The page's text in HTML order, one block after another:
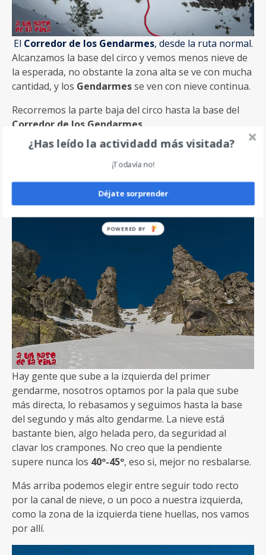
El Corredor de los Gendarmes, desde la ruta normal.
Alcanzamos la base del circo y vemos menos nieve de
la esperada, no obstante la zona alta se ve con mucha
cantidad, y los Gendarmesse ven con nieve continua.
Recorremos la parte baja del circo hasta la base del
Corredor de los Gendarmes
Generalmente la mayoría de la gente se dirige a la
subida del Cucharón (click para ver)
Corredor de los Gendarmes.
Hay gente que sube a la izquierda del primer
gendarme, nosotros optamos por la pala que sube
más directa, lo rebasamos y seguimos hasta la base
del segundo y más alto gendarme. La nieve está
bastante bien, algo helada pero, da seguridad al
clavar los crampones. No creo que la pendiente
supere nunca los 40º-45º, eso si, mejor no resbalarse.
Más arriba podemos elegir entre seguir todo recto
por la canal de nieve, o un poco a nuestra izquierda,
como la zona de la izquierda tiene huellas, nos vamos
por allí.
¿Has leído la actividadd más visitada?
¡Todavía no!
Déjate sorprender